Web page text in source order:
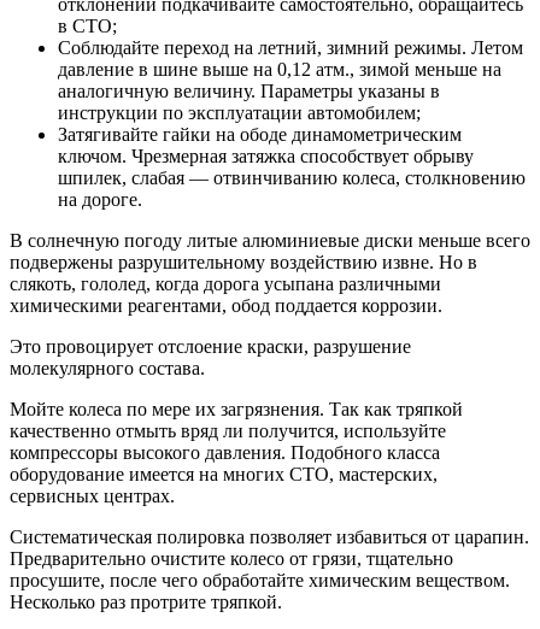
в СТО;
Соблюдайте переход на летний, зимний режимы. Летом
давление в шине выше на 0,12 атм., зимой меньше на
аналогичную величину. Параметры указаны в
инструкции по эксплуатации автомобилем;
Затягивайте гайки на ободе динамометрическим
ключом. Чрезмерная затяжка способствует обрыву
шпилек, слабая — отвинчиванию колеса, столкновению
на дороге.
В солнечную погоду литые алюминиевые диски меньше всего
подвержены разрушительному воздействию извне. Но в
слякоть, гололед, когда дорога усыпана различными
химическими реагентами, обод поддается коррозии.
Это провоцирует отслоение краски, разрушение
молекулярного состава.
Мойте колеса по мере их загрязнения. Так как тряпкой
качественно отмыть вряд ли получится, используйте
компрессоры высокого давления. Подобного класса
оборудование имеется на многих СТО, мастерских,
сервисных центрах.
Систематическая полировка позволяет избавиться от царапин.
Предварительно очистите колесо от грязи, тщательно
просушите, после чего обработайте химическим веществом.
Несколько раз протрите тряпкой.